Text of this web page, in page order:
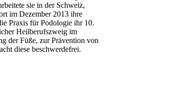
sie in der Schweiz,
im Dezember 2013 ihre
Praxis für Podologie ihr 10.
Heilberufszweig im
der Füße, zur Prävention von
diese beschwerdefrei.